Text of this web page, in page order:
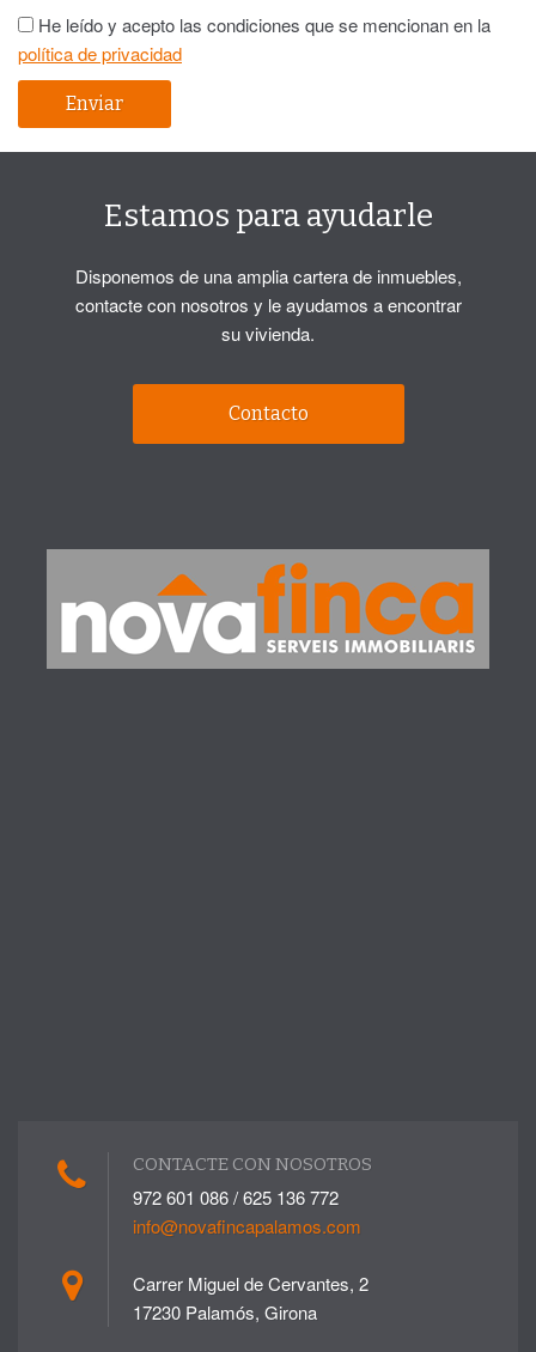
He leído y acepto las condiciones que se mencionan en la
política de privacidad
Estamos para ayudarle
Disponemos de una amplia cartera de inmuebles,
contacte con nosotros y le ayudamos a encontrar
su vivienda.
Contacto
CONTACTE CON NOSOTROS
972 601 086 / 625 136 772
info@novafincapalamos.com
Carrer Miguel de Cervantes, 2
17230 Palamós, Girona